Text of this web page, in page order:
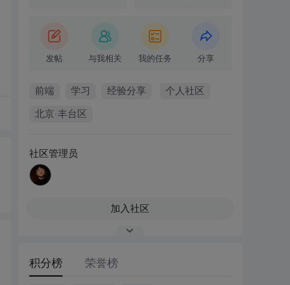
发帖 与我相关 我的任务 分享
前端 学习 经验分享 个人社区
北京·丰台区
社区管理员
加入社区
积分榜 荣誉榜